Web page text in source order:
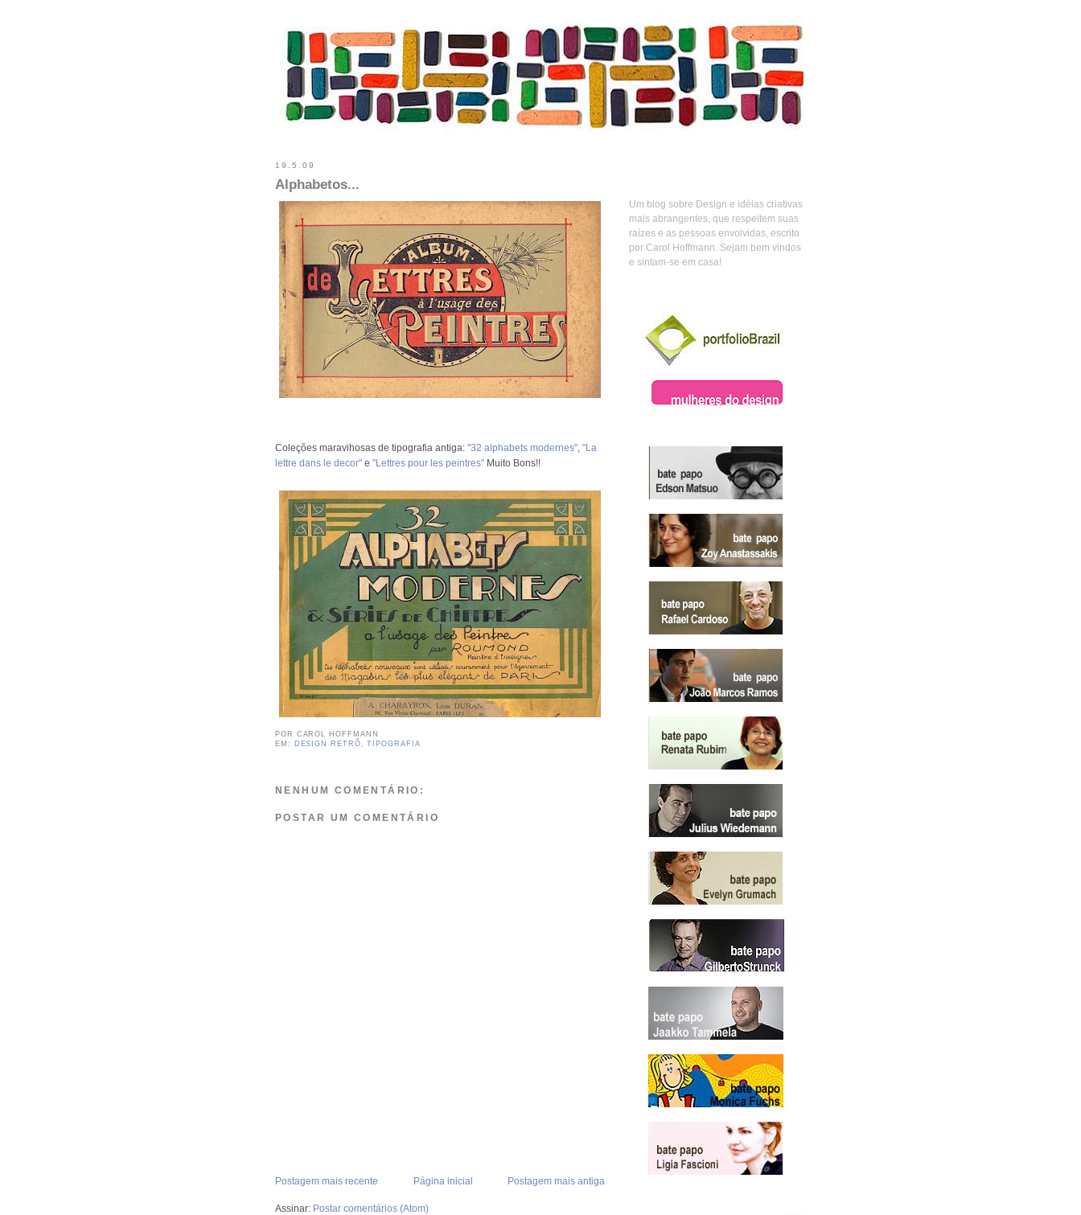
19.5.09
Alphabetos...
Coleções maravihosas de tipografia antiga: "32 alphabets modernes", "La
lettre dans le decor" e "Lettres pour les peintres" Muito Bons!!
POR CAROL HOFFMANN
EM:
DESIGN RETRÔ ,TIPOGRAFIA
NENHUM COMENTÁRIO:
POSTAR UM COMENTÁRIO
Postagem mais recente Postagem mais antiga
Página inicial
Assinar: Postar comentários (Atom)
Um blog sobre Design e idéias criativas
mais abrangentes, que respeitem suas
raízes e as pessoas envolvidas, escrito
por Carol Hoffmann. Sejam bem vindos
e sintam-se em casa!